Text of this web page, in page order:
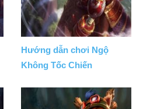
Hướng dẫn chơi Ngộ
Không Tốc Chiến